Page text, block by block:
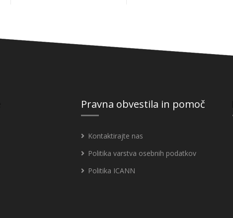
Pravna obvestila in pomoč
Kontaktirajte nas
Politika varstva osebnih podatkov
Politika ICANN